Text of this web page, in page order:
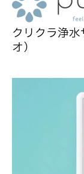
クリクラ浄
オ）